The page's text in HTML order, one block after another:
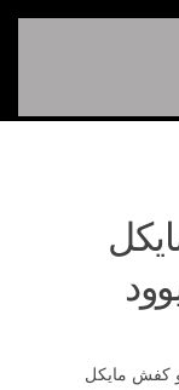
کفش مایکل